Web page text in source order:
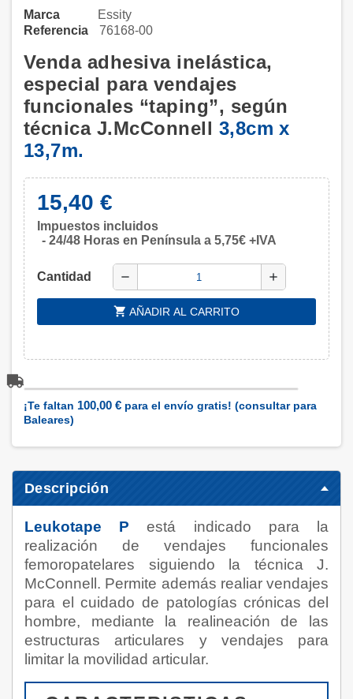
Marca
Essity
Referencia
76168-00
Venda adhesiva inelástica,
especial para vendajes
funcionales “taping”, según
técnica J.McConnell 3,8cm x
13,7m.
15,40 €
Impuestos incluidos
24/48 Horas en Península a 5,75€ +IVA
Cantidad remove add
shopping_cart AÑADIR AL CARRITO
¡Te faltan 100,00 € para el envío gratis! (consultar para
Baleares)
Descripción
Leukotape P está indicado para la
realización de vendajes funcionales
femoropatelares siguiendo la técnica J.
McConnell. Permite además realiar vendajes
para el cuidado de patologías crónicas del
hombre, mediante la realineación de las
estructuras articulares y vendajes para
limitar la movilidad articular.